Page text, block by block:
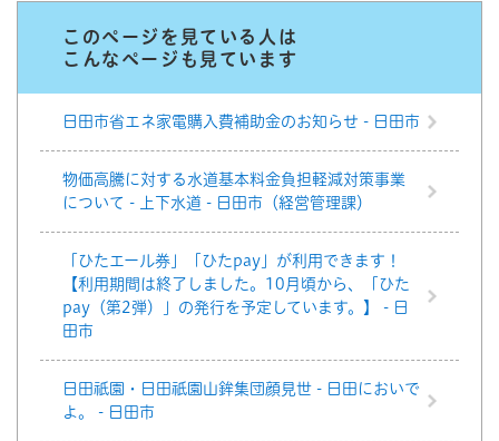
このページを見ている人は
こんなページも見ています
日田市省エネ家電購入費補助金のお知らせ - 日田市
物価高騰に対する水道基本料金負担軽減対策事業
について - 上下水道 - 日田市（経営管理課）
「ひたエール券」「ひたpay」が利用できます！
【利用期間は終了しました。10月頃から、「ひた
pay（第2弾）」の発行を予定しています。】 - 日
田市
日田祇園・日田祇園山鉾集団顔見世 - 日田においで
よ。 - 日田市